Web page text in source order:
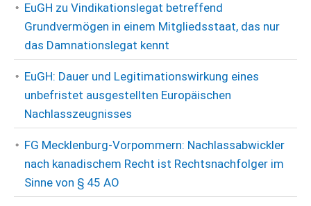
EuGH zu Vindikationslegat betreffend
Grundvermögen in einem Mitgliedsstaat, das nur
das Damnationslegat kennt
EuGH: Dauer und Legitimationswirkung eines
unbefristet ausgestellten Europäischen
Nachlasszeugnisses
FG Mecklenburg-Vorpommern: Nachlassabwickler
nach kanadischem Recht ist Rechtsnachfolger im
Sinne von § 45 AO